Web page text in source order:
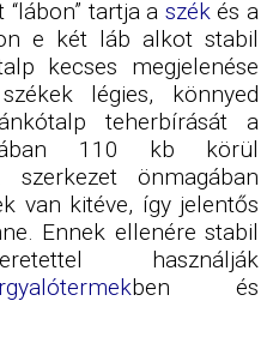
tartja a székés a
e két láb alkot stabil
kecses megjelenése
légies, könnyed
teherbírását a
110 kb körül
önmagában
van kitéve, így jelentős
Ennek ellenére stabil
használják
ben és